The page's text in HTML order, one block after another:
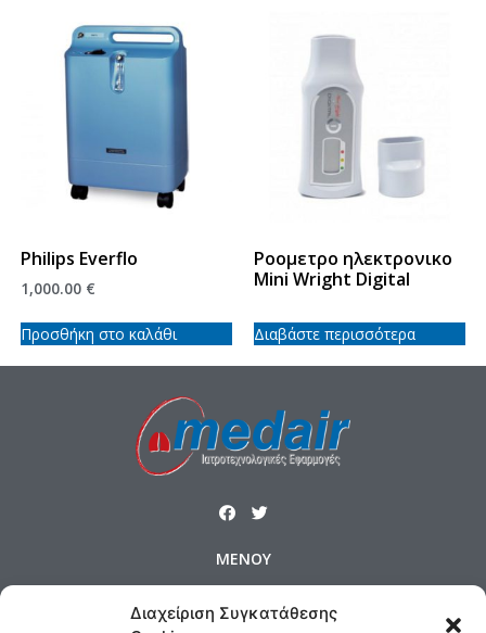
Διαχείριση Συγκατάθεσης
Philips Everflo
1,000.00 €
Προσθήκη στο καλάθι
Ροομετρο ηλεκτρονικο
Mini Wright Digital
Διαβάστε περισσότερα
ΜΕΝΟΥ
Αρχική Προϊόντα